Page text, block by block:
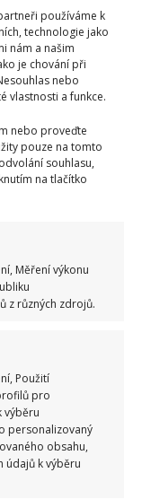
používáme k
technologie jako
nám a našim
je chování při
nebo
vlastnosti a funkce.
nebo proveďte
pouze na tomto
souhlasu,
na tlačítko
Měření výkonu
z různých zdrojů.
Použití
pro
výběru
personalizovaný
obsahu,
údajů k výběru